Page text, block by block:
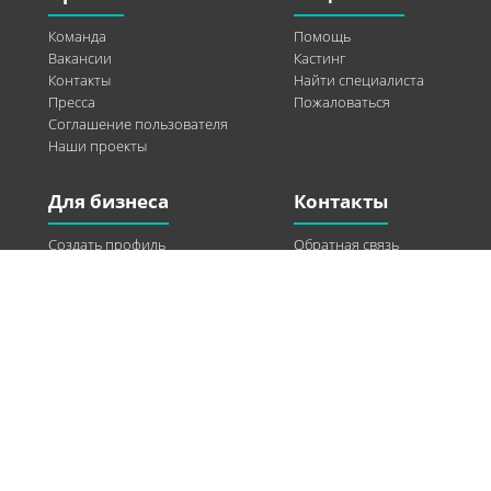
Команда
Вакансии
Контакты
Пресса
Соглашение пользователя
Наши проекты
Помощь
Кастинг
Найти специалиста
Пожаловаться
Для бизнеса
Создать профиль
Контакты
Обратная связь